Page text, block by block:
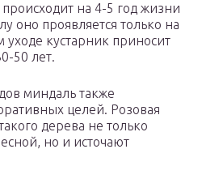
на 4-5 год жизни
оно проявляется только на
кустарник приносит
50 лет.
миндаль также
целей. Розовая
дерева не только
но и источают